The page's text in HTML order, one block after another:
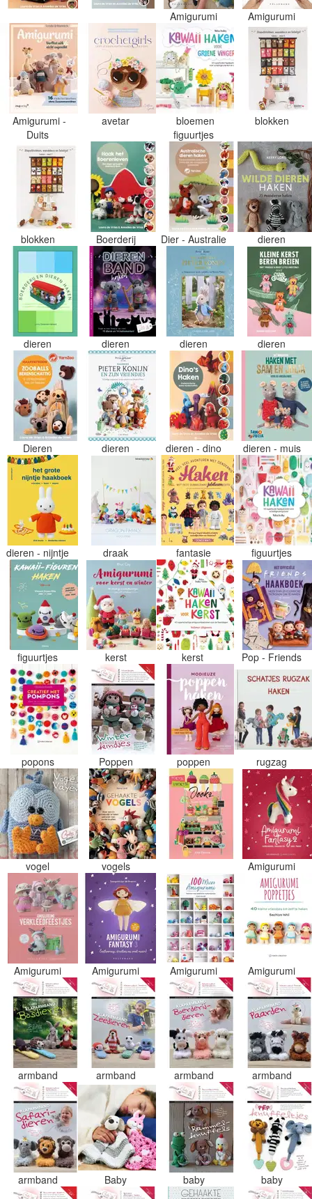
Amigurumi Amigurumi
Amigurumi -
Duits
avetar
bloemen
figuurtjes
blokken
blokken Boerderij Dier - Australie dieren
dieren dieren dieren dieren
Dieren dieren dieren - dino dieren - muis
dieren - nijntje draak fantasie figuurtjes
figuurtjes kerst kerst Pop - Friends
popons Poppen poppen rugzag
vogel vogels Amigurumi
Amigurumi Amigurumi Amigurumi Amigurumi
armband armband armband armband
armband Baby baby baby